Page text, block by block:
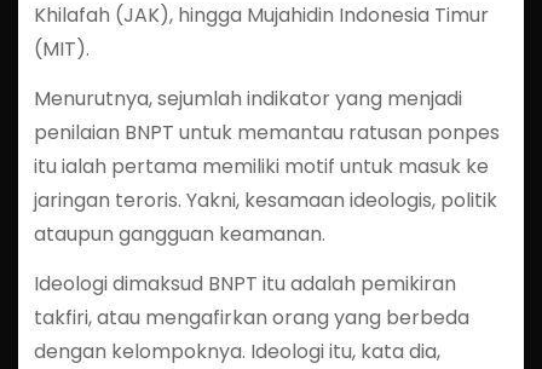
Khilafah (JAK), hingga Mujahidin Indonesia Timur
(MIT).
Menurutnya, sejumlah indikator yang menjadi
penilaian BNPT untuk memantau ratusan ponpes
itu ialah pertama memiliki motif untuk masuk ke
jaringan teroris. Yakni, kesamaan ideologis, politik
ataupun gangguan keamanan.
Ideologi dimaksud BNPT itu adalah pemikiran
takfiri, atau mengafirkan orang yang berbeda
dengan kelompoknya. Ideologi itu, kata dia,